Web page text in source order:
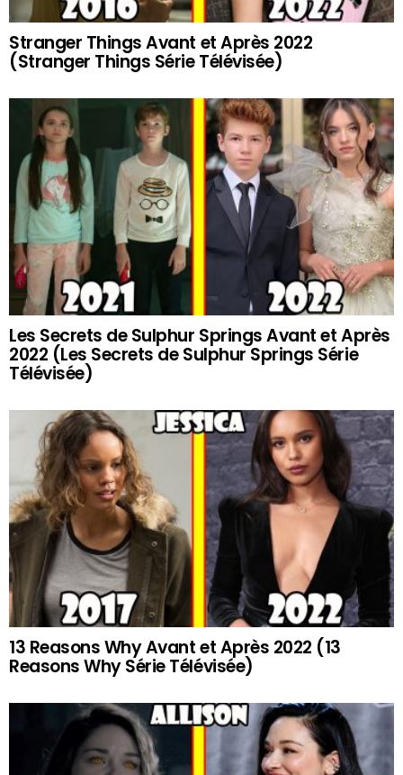
Stranger Things Avant et Après 2022
(Stranger Things Série Télévisée)
Les Secrets de Sulphur Springs Avant et Après
2022 (Les Secrets de Sulphur Springs Série
Télévisée)
13 Reasons Why Avant et Après 2022 (13
Reasons Why Série Télévisée)